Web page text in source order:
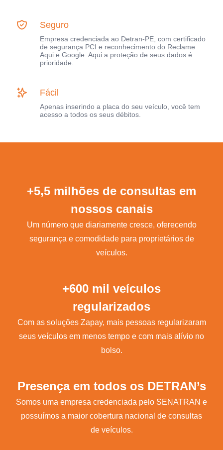
Seguro
Empresa credenciada ao Detran-PE, com certificado
de segurança PCI e reconhecimento do Reclame
Aqui e Google. Aqui a proteção de seus dados é
prioridade.
Fácil
Apenas inserindo a placa do seu veículo, você tem
acesso a todos os seus débitos.
+5,5 milhões de consultas em
nossos canais
Um número que diariamente cresce, oferecendo
segurança e comodidade para proprietários de
veículos.
+600 mil veículos
regularizados
Com as soluções Zapay, mais pessoas regularizaram
seus veículos em menos tempo e com mais alívio no
bolso.
Presença em todos os DETRAN’s
Somos uma empresa credenciada pelo SENATRAN e
possuímos a maior cobertura nacional de consultas
de veículos.